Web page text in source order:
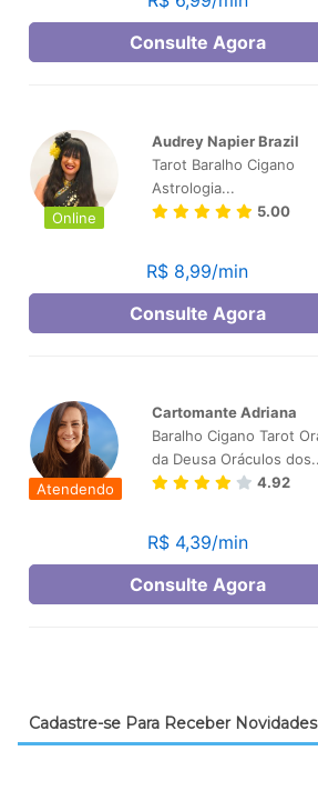
Cadastre-se Para Receber Novidades